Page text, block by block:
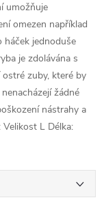
umožňuje
omezen například
háček jednoduše
je zdolávána s
zuby, které by
žádné
nástrahy a
L Délka: